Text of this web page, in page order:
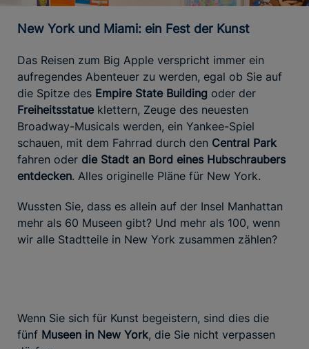
New York und Miami: ein Fest der Kunst
Das Reisen zum Big Apple verspricht immer ein
aufregendes Abenteuer zu werden, egal ob Sie auf
die Spitze des Empire State Building oder der
Freiheitsstatue klettern, Zeuge des neuesten
Broadway-Musicals werden, ein Yankee-Spiel
schauen, mit dem Fahrrad durch den Central Park
fahren oder die Stadt an Bord eines Hubschraubers
entdecken. Alles originelle Pläne für New York.
Wussten Sie, dass es allein auf der Insel Manhattan
mehr als 60 Museen gibt? Und mehr als 100, wenn
wir alle Stadtteile in New York zusammen zählen?
Wenn Sie sich für Kunst begeistern, sind dies die
fünf Museen in New York, die Sie nicht verpassen